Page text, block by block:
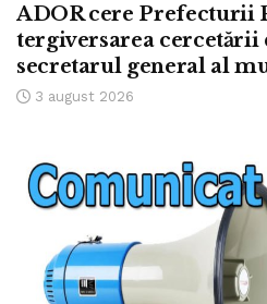
ADOR cere Prefecturii
tergiversarea
secretarul general al
3 august 2026